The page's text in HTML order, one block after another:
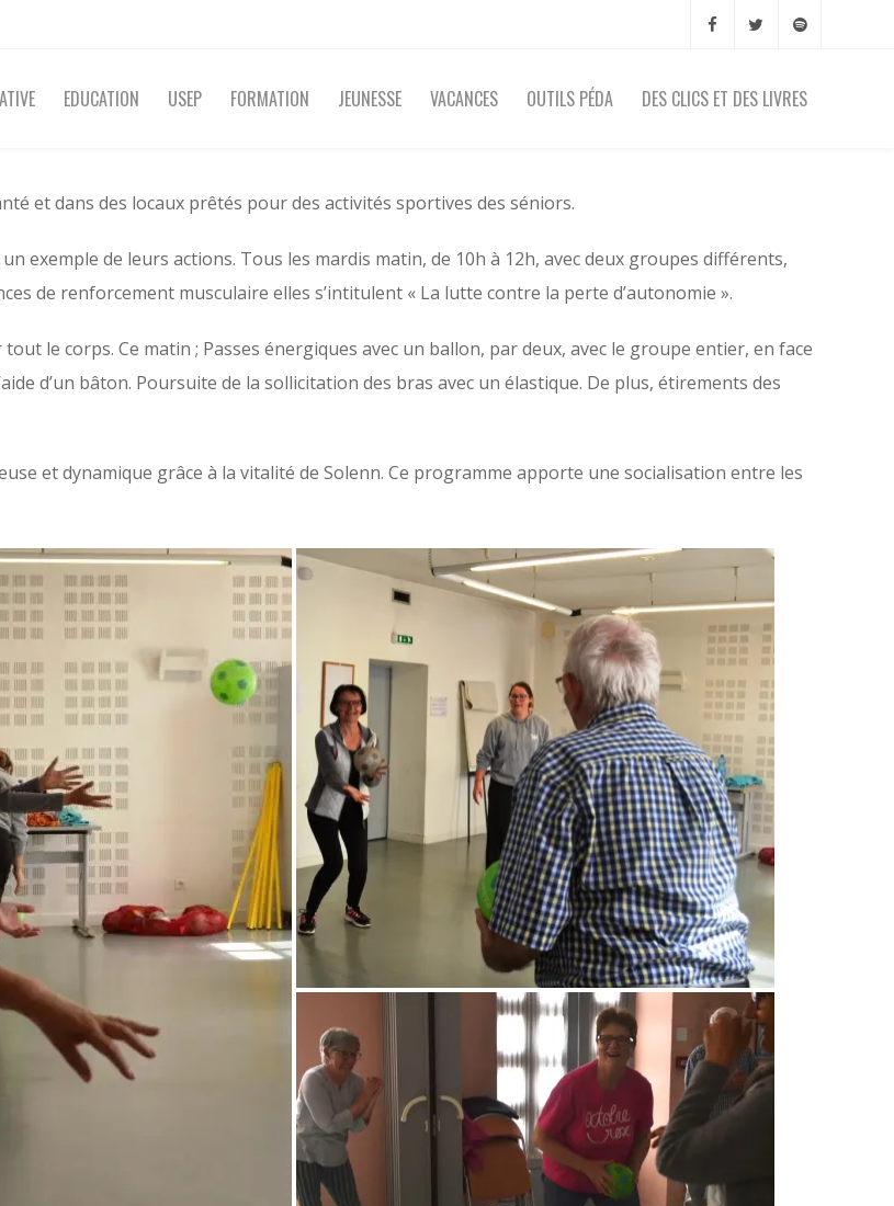
EDUCATION USEP FORMATION JEUNESSE VACANCES OUTILS PÉDA DES CLICS ET DES LIVRES
et dans des locaux prêtés pour des activités sportives des séniors.
exemple de leurs actions. Tous les mardis matin, de 10h à 12h, avec deux groupes différents,
de renforcement musculaire elles s’intitulent « La lutte contre la perte d’autonomie ».
le corps. Ce matin ; Passes énergiques avec un ballon, par deux, avec le groupe entier, en face
d’un bâton. Poursuite de la sollicitation des bras avec un élastique. De plus, étirements des
et dynamique grâce à la vitalité de Solenn. Ce programme apporte une socialisation entre les